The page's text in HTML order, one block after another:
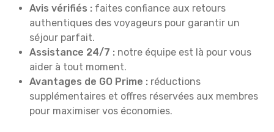
Avis vérifiés : faites confiance aux retours
authentiques des voyageurs pour garantir un
séjour parfait.
Assistance 24/7 : notre équipe est là pour vous
aider à tout moment.
Avantages de GO Prime : réductions
supplémentaires et offres réservées aux membres
pour maximiser vos économies.